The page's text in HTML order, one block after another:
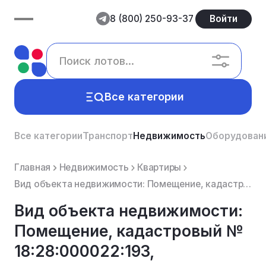
8 (800) 250-93-37 Войти
Все категории
Все категорииТранспортНедвижимость
Главная Недвижимость
Квартиры
Вид объекта недвижимости: Помещение, кадастровый № 18:28:000022:193, назначение: жилое, площадь: 60....
Вид объекта недвижимости:
Помещение, кадастровый №
18:28:000022:193,